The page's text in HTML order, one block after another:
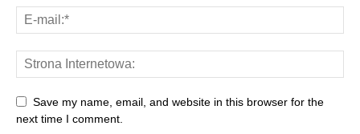
Save my name, email, and website in this browser for the
next time I comment.